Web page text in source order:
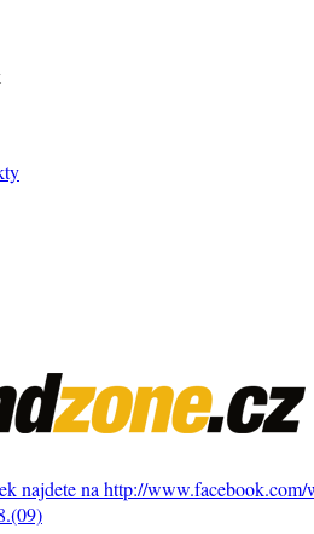
najdete na http://www.facebook.com/